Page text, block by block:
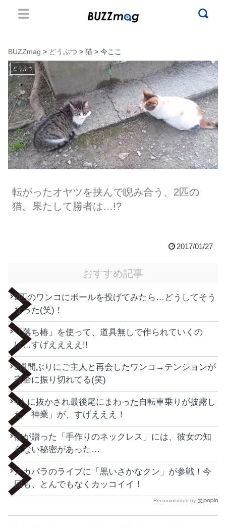
BUZZmag > どうぶつ > 猫 > 今ここ
どうぶつ
転がったオヤツを挟んで睨み合う、2匹の
猫。果たして勝者は…!?
2017/01/27
おすすめ記事
2匹のワンコにボールを投げてみたら…どうしてそう
なった(笑)！
「落ち椿」を使って、道具無しで作られていくの
は…すげええええ!!
3週間ぶりにご主人と再会したワンコ→テンションが
完全に振り切れてる(笑)
4人に抜かされ最後尾にまわった自転車乗りが披露し
た「神業」が、すげえええ！
彼が贈った「手作りのネックレス」には、彼女の知
らない秘密があった…
スカパラのライブに「黒いさかなクン」が参戦！今
回も、とんでもなくカッコイイ！
Recommended by